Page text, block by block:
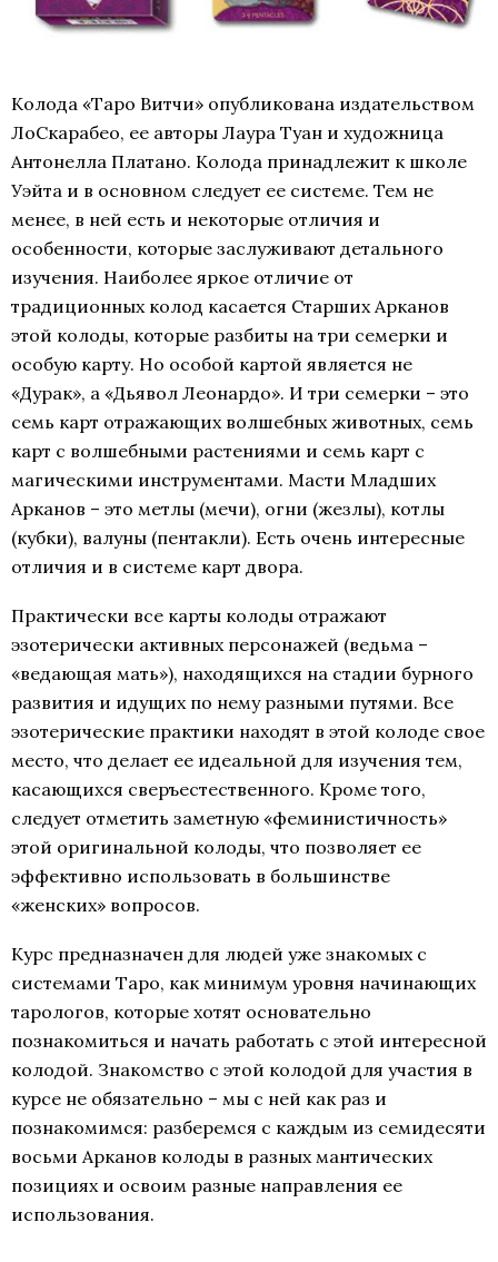
Колода «Таро Витчи» опубликована издательством
ЛоСкарабео, ее авторы Лаура Туан и художница
Антонелла Платано. Колода принадлежит к школе
Уэйта и в основном следует ее системе. Тем не
менее, в ней есть и некоторые отличия и
особенности, которые заслуживают детального
изучения. Наиболее яркое отличие от
традиционных колод касается Старших Арканов
этой колоды, которые разбиты на три семерки и
особую карту. Но особой картой является не
«Дурак», а «Дьявол Леонардо». И три семерки – это
семь карт отражающих волшебных животных, семь
карт с волшебными растениями и семь карт с
магическими инструментами. Масти Младших
Арканов – это метлы (мечи), огни (жезлы), котлы
(кубки), валуны (пентакли). Есть очень интересные
отличия и в системе карт двора.
Практически все карты колоды отражают
эзотерически активных персонажей (ведьма –
«ведающая мать»), находящихся на стадии бурного
развития и идущих по нему разными путями. Все
эзотерические практики находят в этой колоде свое
место, что делает ее идеальной для изучения тем,
касающихся сверъестественного. Кроме того,
следует отметить заметную «феминистичность»
этой оригинальной колоды, что позволяет ее
эффективно использовать в большинстве
«женских» вопросов.
Курс предназначен для людей уже знакомых с
системами Таро, как минимум уровня начинающих
тарологов, которые хотят основательно
познакомиться и начать работать с этой интересной
колодой. Знакомство с этой колодой для участия в
курсе не обязательно – мы с ней как раз и
познакомимся: разберемся с каждым из семидесяти
восьми Арканов колоды в разных мантических
позициях и освоим разные направления ее
использования.